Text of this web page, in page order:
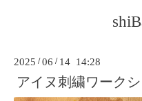
2025 /06 / 14 14:28
アイヌ刺繍ワーク